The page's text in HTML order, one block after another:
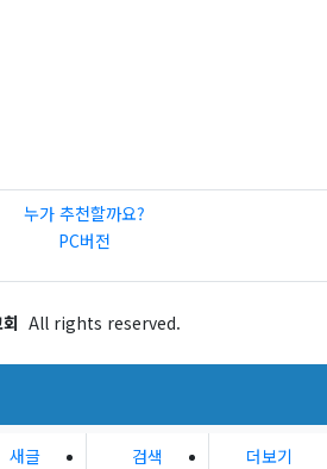
누가 추천할까요?
PC버전
All rights reserved.
새글 검색 더보기